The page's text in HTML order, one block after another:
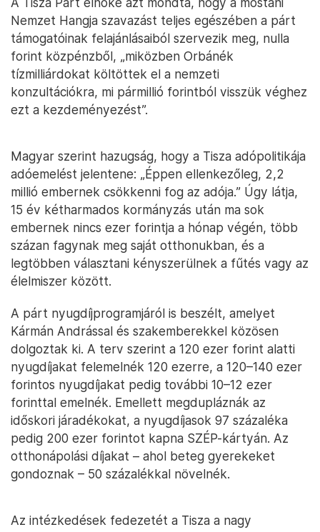
Nemzet Hangja szavazást teljes egészében a párt
támogatóinak felajánlásaiból szervezik meg, nulla
forint közpénzből, „miközben Orbánék
tízmilliárdokat költöttek el a nemzeti
konzultációkra, mi pármillió forintból visszük véghez
ezt a kezdeményezést”.
Magyar szerint hazugság, hogy a Tisza adópolitikája
adóemelést jelentene: „Éppen ellenkezőleg, 2,2
millió embernek csökkenni fog az adója.” Úgy látja,
15 év kétharmados kormányzás után ma sok
embernek nincs ezer forintja a hónap végén, több
százan fagynak meg saját otthonukban, és a
legtöbben választani kényszerülnek a fűtés vagy az
élelmiszer között.
A párt nyugdíjprogramjáról is beszélt, amelyet
Kármán Andrással és szakemberekkel közösen
dolgoztak ki. A terv szerint a 120 ezer forint alatti
nyugdíjakat felemelnék 120 ezerre, a 120–140 ezer
forintos nyugdíjakat pedig további 10–12 ezer
forinttal emelnék. Emellett megdupláznák az
időskori járadékokat, a nyugdíjasok 97 százaléka
pedig 200 ezer forintot kapna SZÉP-kártyán. Az
otthonápolási díjakat – ahol beteg gyerekeket
gondoznak – 50 százalékkal növelnék.
Az intézkedések fedezetét a Tisza a nagy